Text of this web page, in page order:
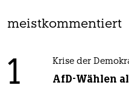
meistkommentiert
1 Krise der
AfD-Wählen